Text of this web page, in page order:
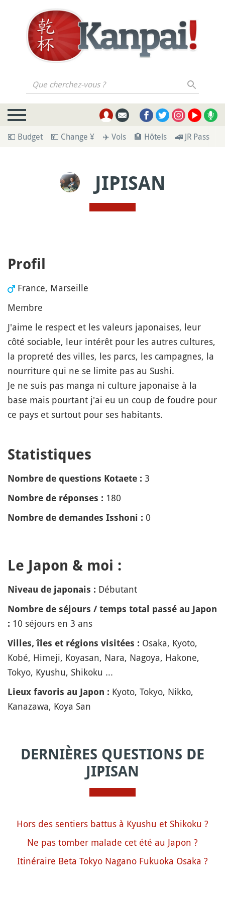
Que cherchez-vous ?
💶 Budget 💴 Change ¥ ✈️ Vols 🏨 Hôtels 🚄 JR Pass
JIPISAN
Profil
France, Marseille
Membre
J'aime le respect et les valeurs japonaises, leur
côté sociable, leur intérêt pour les autres cultures,
la propreté des villes, les parcs, les campagnes, la
nourriture qui ne se limite pas au Sushi.
Je ne suis pas manga ni culture japonaise à la
base mais pourtant j'ai eu un coup de foudre pour
ce pays et surtout pour ses habitants.
Statistiques
Nombre de questions Kotaete : 3
Nombre de réponses : 180
Nombre de demandes Isshoni : 0
Le Japon & moi :
Niveau de japonais : Débutant
Nombre de séjours / temps total passé au Japon
: 10 séjours en 3 ans
Villes, îles et régions visitées : Osaka, Kyoto,
Kobé, Himeji, Koyasan, Nara, Nagoya, Hakone,
Tokyo, Kyushu, Shikoku ...
Lieux favoris au Japon : Kyoto, Tokyo, Nikko,
Kanazawa, Koya San
DERNIÈRES QUESTIONS DE
JIPISAN
Hors des sentiers battus à Kyushu et Shikoku ?
Ne pas tomber malade cet été au Japon ?
Itinéraire Beta Tokyo Nagano Fukuoka Osaka ?